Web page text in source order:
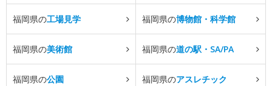
福岡県の工場見学 福岡県の博物館・科学館
福岡県の美術館 福岡県の道の駅・SA/PA
福岡県の公園 福岡県のアスレチック